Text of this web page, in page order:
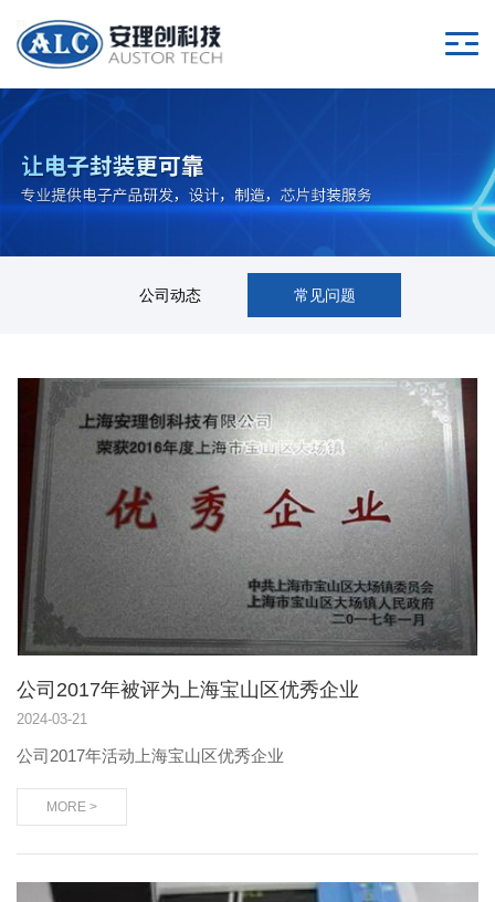
公司动态 常见问题
公司2017年被评为上海宝山区优秀企业
2024-03-21
公司2017年活动上海宝山区优秀企业
MORE >